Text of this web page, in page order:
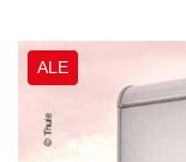
ALE